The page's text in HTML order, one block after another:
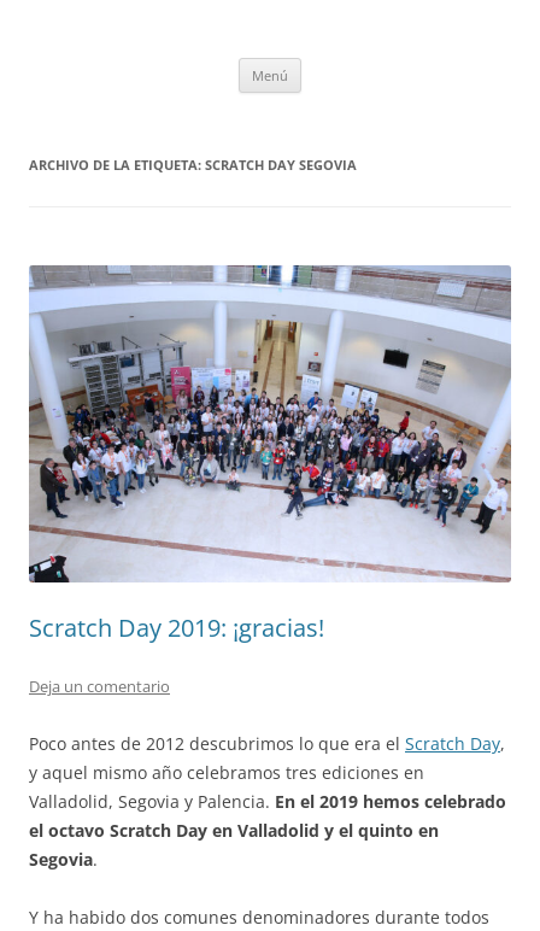
Menú
ARCHIVO DE LA ETIQUETA: SCRATCH DAY SEGOVIA
Scratch Day 2019: ¡gracias!
Deja un comentario
Poco antes de 2012 descubrimos lo que era el Scratch Day,
y aquel mismo año celebramos tres ediciones en
Valladolid, Segovia y Palencia. En el 2019 hemos celebrado
el octavo Scratch Day en Valladolid y el quinto en
Segovia.
Y ha habido dos comunes denominadores durante todos